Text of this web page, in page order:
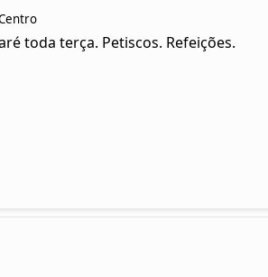
toda terça. Petiscos. Refeições.